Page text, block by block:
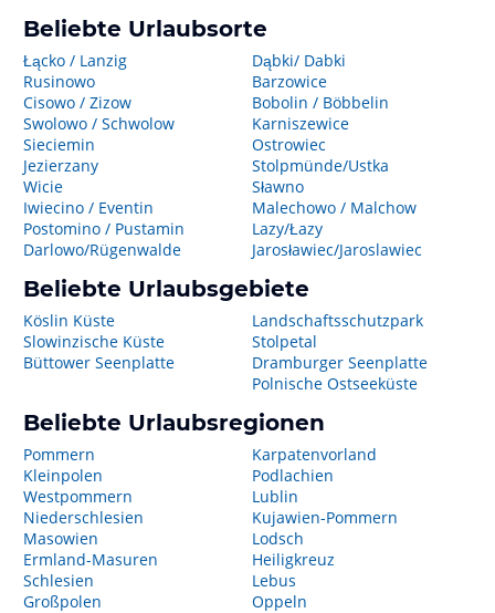
Beliebte Urlaubsorte
Łącko / Lanzig
Rusinowo
Cisowo / Zizow
Swolowo / Schwolow
Sieciemin
Jezierzany
Wicie
Iwiecino / Eventin
Postomino / Pustamin
Darlowo/Rügenwalde
Dąbki/ Dabki
Barzowice
Bobolin / Böbbelin
Karniszewice
Ostrowiec
Stolpmünde/Ustka
Sławno
Malechowo / Malchow
Lazy/Łazy
Jarosławiec/Jaroslawiec
Beliebte Urlaubsgebiete
Köslin Küste
Slowinzische Küste
Büttower Seenplatte
Landschaftsschutzpark
Stolpetal
Dramburger Seenplatte
Polnische Ostseeküste
Beliebte Urlaubsregionen
Pommern
Kleinpolen
Westpommern
Niederschlesien
Masowien
Ermland-Masuren
Schlesien
Großpolen
Karpatenvorland
Podlachien
Lublin
Kujawien-Pommern
Lodsch
Heiligkreuz
Lebus
Oppeln